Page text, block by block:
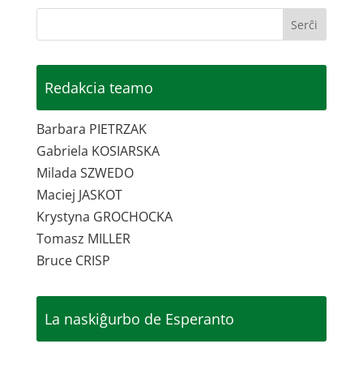
Redakcia teamo
Barbara PIETRZAK
Gabriela KOSIARSKA
Milada SZWEDO
Maciej JASKOT
Krystyna GROCHOCKA
Tomasz MILLER
Bruce CRISP
La naskiĝurbo de Esperanto